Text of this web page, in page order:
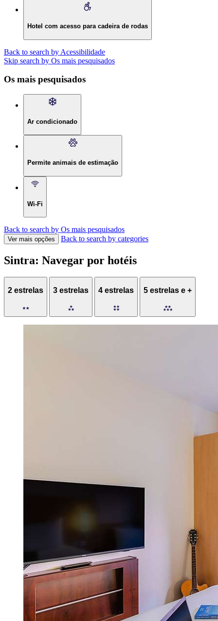
Hotel com acesso para cadeira de rodas
Back to search by Acessibilidade
Skip search by Os mais pesquisados
Os mais pesquisados
Ar condicionado
Permite animais de estimação
Wi-Fi
Back to search by Os mais pesquisados
Ver mais opções Back to search by categories
Sintra: Navegar por hotéis
2 estrelas 3 estrelas 4 estrelas 5 estrelas e +